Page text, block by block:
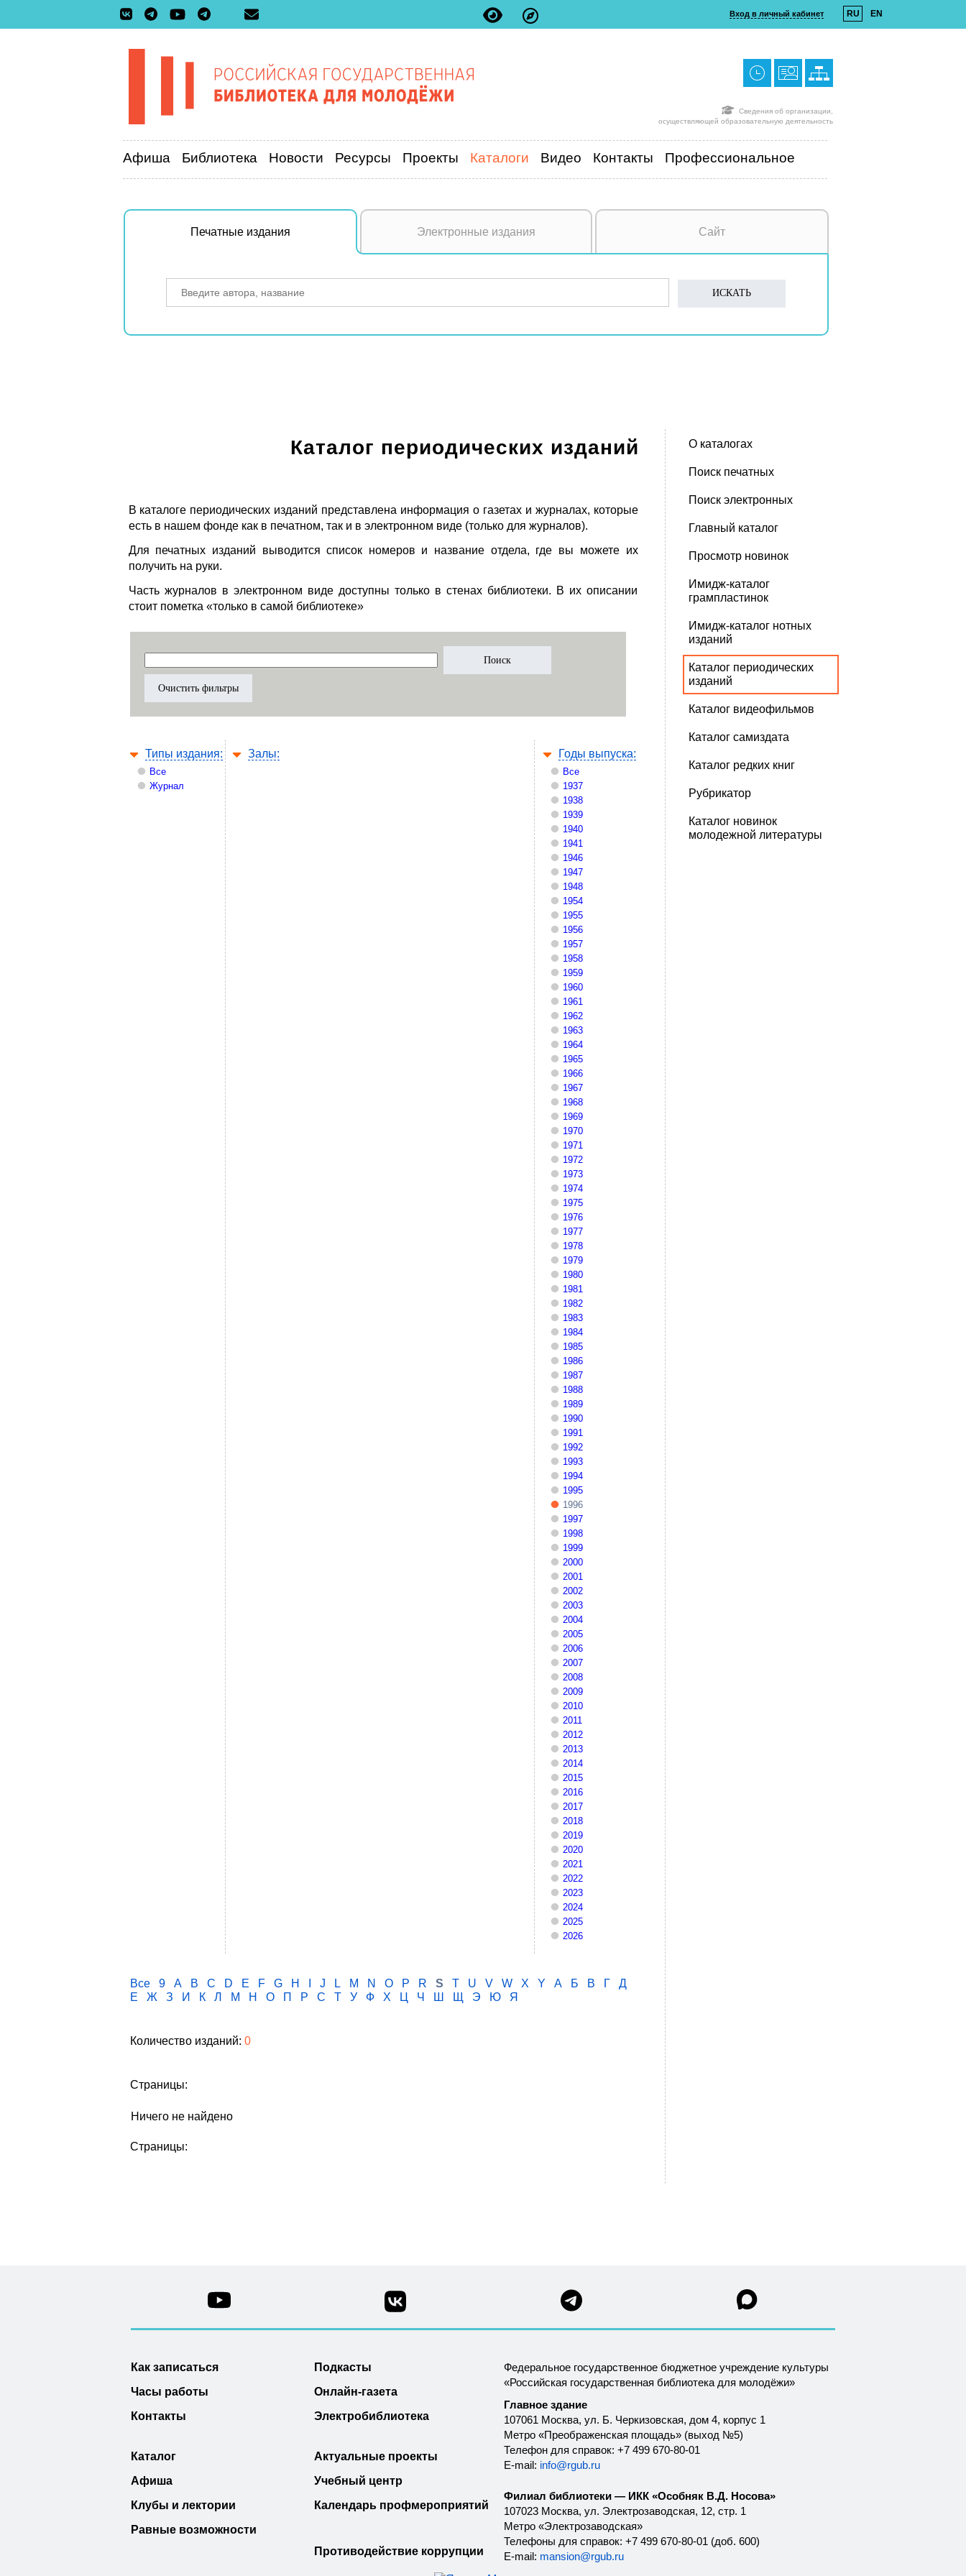
Вход в личный кабинет RU EN
Сведения об организации,
осуществляющей образовательную деятельность
Афиша Библиотека Новости Ресурсы Проекты Каталоги Видео Контакты Профессиональное
Печатные издания Электронные издания Сайт
Каталог периодических изданий
В каталоге периодических изданий представлена информация о газетах и журналах, которые
есть в нашем фонде как в печатном, так и в электронном виде (только для журналов).
Для печатных изданий выводится список номеров и название отдела, где вы можете их
получить на руки.
Часть журналов в электронном виде доступны только в стенах библиотеки. В их описании
стоит пометка «только в самой библиотеке»
Типы издания:
Все
Журнал
Залы: Годы выпуска:
Все
1937
1938
1939
1940
1941
1946
1947
1948
1954
1955
1956
1957
1958
1959
1960
1961
1962
1963
1964
1965
1966
1967
1968
1969
1970
1971
1972
1973
1974
1975
1976
1977
1978
1979
1980
1981
1982
1983
1984
1985
1986
1987
1988
1989
1990
1991
1992
1993
1994
1995
1996
1997
1998
1999
2000
2001
2002
2003
2004
2005
2006
2007
2008
2009
2010
2011
2012
2013
2014
2015
2016
2017
2018
2019
2020
2021
2022
2023
2024
2025
2026
Все 9 A B C D E F G H J L M N O P R S T U V W X Y А Б В Г
Д
Е
Ж З И К Л М Н О П Р С Т У Ф Х Ц Ч Ш Щ Э Ю Я
Количество изданий: 0
Страницы:
Ничего не найдено
Страницы:
О каталогах
Поиск печатных
Поиск электронных
Главный каталог
Просмотр новинок
Имидж-каталог
грампластинок
Имидж-каталог нотных
изданий
Каталог периодических
изданий
Каталог видеофильмов
Каталог самиздата
Каталог редких книг
Рубрикатор
Каталог новинок
молодежной литературы
Как записаться
Часы работы
Контакты
Каталог
Афиша
Клубы и лектории
Равные возможности
Подкасты
Онлайн-газета
Электробиблиотека
Актуальные проекты
Учебный центр
Календарь профмероприятий
Противодействие коррупции
Федеральное государственное бюджетное учреждение культуры
«Российская государственная библиотека для молодёжи»
Главное здание
107061 Москва, ул. Б. Черкизовская, дом 4, корпус 1
Метро «Преображенская площадь» (выход №5)
Телефон для справок: +7 499 670-80-01
E-mail: info@rgub.ru
Филиал библиотеки — ИКК «Особняк В.Д. Носова»
107023 Москва, ул. Электрозаводская, 12, стр. 1
Метро «Электрозаводская»
Телефоны для справок: +7 499 670-80-01 (доб. 600)
E-mail: mansion@rgub.ru